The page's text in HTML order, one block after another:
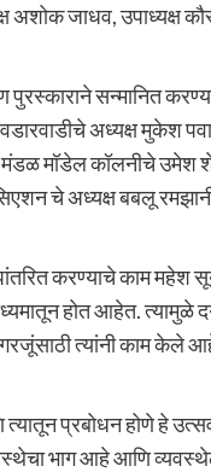
अशोक जाधव, उपाध्यक्ष
पुरस्काराने सन्मानित
अध्यक्ष मुकेश
मॉडेल कॉलनीचे उमेश
चे अध्यक्ष बबलू
करण्याचे काम महेश
होत आहेत.
गरजूंसाठी त्यांनी काम
प्रबोधन होणे हे
भाग आहे आणि